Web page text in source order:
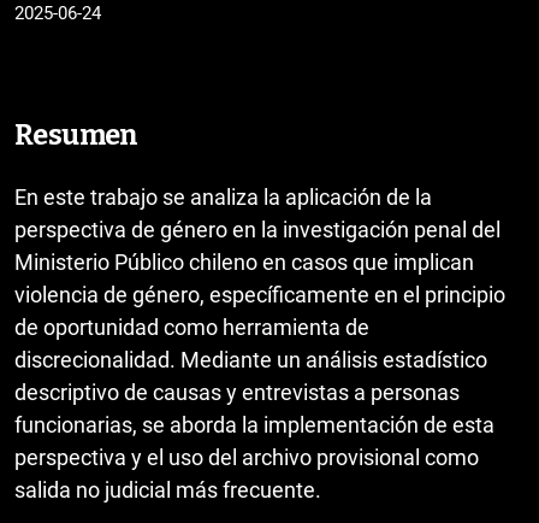
2025-06-24
Resumen
En este trabajo se analiza la aplicación de la
perspectiva de género en la investigación penal del
Ministerio Público chileno en casos que implican
violencia de género, específicamente en el principio
de oportunidad como herramienta de
discrecionalidad. Mediante un análisis estadístico
descriptivo de causas y entrevistas a personas
funcionarias, se aborda la implementación de esta
perspectiva y el uso del archivo provisional como
salida no judicial más frecuente.